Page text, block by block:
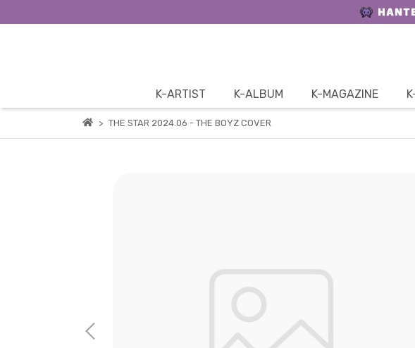
K-ARTIST K-ALBUM K-MAGAZINE
THE STAR 2024.06 - THE BOYZ COVER